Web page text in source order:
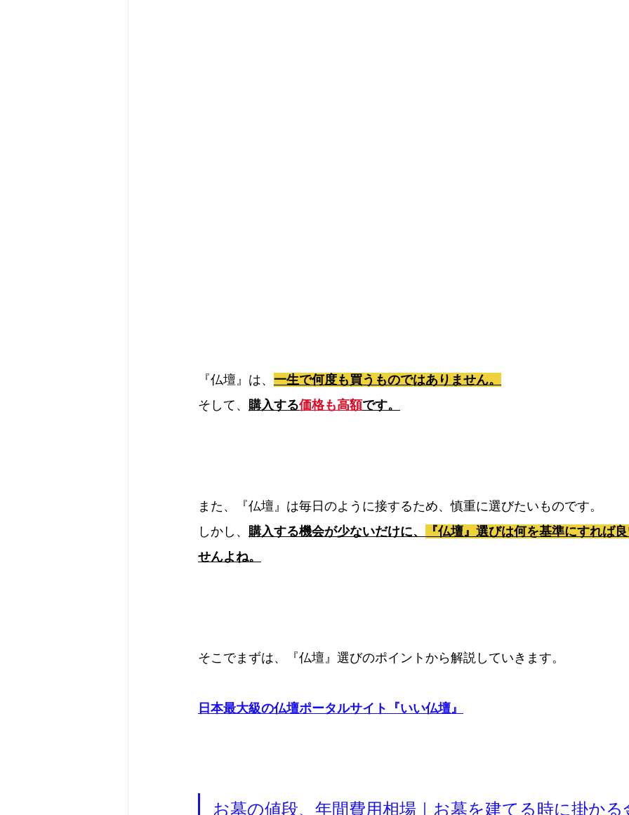
『仏壇』は、 一生で何度も買うものではありません。
そして、 購入する価格も高額です。
また、『仏壇』は毎日のように接するため、慎重に選びたいものです。
しかし、 購入する機会が少ないだけに、
『仏壇』選びは何を基準にすれば
せんよね。
そこでまずは、『仏壇』選びのポイントから解説していきます。
日本最大級の仏壇ポータルサイト『いい仏壇』
お墓の値段、年間費用相場｜お墓を建てる時に掛かる